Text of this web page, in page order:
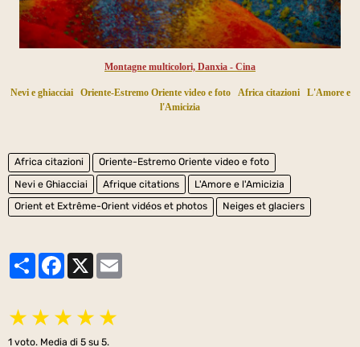
Montagne multicolori, Danxia - Cina
Nevi e ghiacciai Oriente-Estremo Oriente video e foto Africa citazioni
L'Amore e
l'Amicizia
Africa citazioni
Oriente-Estremo Oriente video e foto
Nevi e Ghiacciai
Afrique citations
L'Amore e l'Amicizia
Orient et Extrême-Orient vidéos et photos
Neiges et glaciers
PartagerFacebook
★ ★ ★ ★ ★
1 voto. Media di 5 su 5.